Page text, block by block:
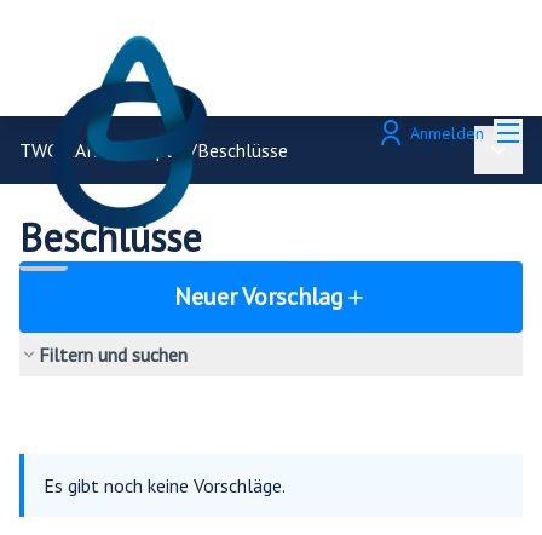
Anmelden
TWG CARE Principles /Beschlüsse
Beschlüsse
Neuer Vorschlag
Filtern und suchen
Es gibt noch keine Vorschläge.